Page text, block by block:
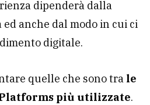
dipenderà dalla
anche dal modo in cui ci
digitale.
quelle che sono tra le
più utilizzate.